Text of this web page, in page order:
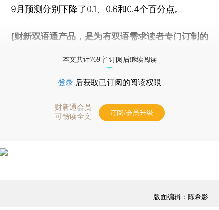
9月预测分别下降了0.1、0.6和0.4个百分点。
[财新双语通产品，是为有双语需求读者专门订制的
本文共计769字 订阅后继续阅读
登录 后获取已订阅的阅读权限
财新通会员
可畅读全文
订阅/会员升级
版面编辑：陈希影